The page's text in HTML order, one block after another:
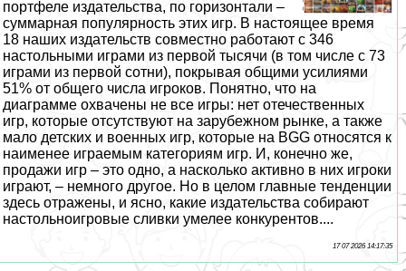
портфеле издательства, по горизонтали –
суммарная популярность этих игр. В настоящее время
18 наших издательств совместно работают с 346
настольными играми из первой тысячи (в том числе с 73
играми из первой сотни), покрывая общими усилиями
51% от общего числа игроков. Понятно, что на
диаграмме охвачены не все игры: нет отечественных
игр, которые отсутствуют на зарубежном рынке, а также
мало детских и военных игр, которые на BGG относятся к
наименее играемым категориям игр. И, конечно же,
продажи игр – это одно, а насколько активно в них игроки
играют, – немного другое. Но в целом главные тенденции
здесь отражены, и ясно, какие издательства собирают
настольноигровые сливки умелее конкурентов....
17 07 2026 14:17:35